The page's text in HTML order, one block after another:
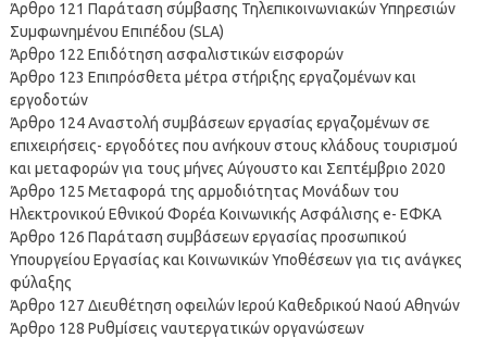
Άρθρο 121 Παράταση σύμβασης Τηλεπικοινωνιακών Υπηρεσιών
Συμφωνημένου Επιπέδου (SLA)
Άρθρο 122 Επιδότηση ασφαλιστικών εισφορών
Άρθρο 123 Επιπρόσθετα μέτρα στήριξης εργαζομένων και
εργοδοτών
Άρθρο 124 Αναστολή συμβάσεων εργασίας εργαζομένων σε
επιχειρήσεις- εργοδότες που ανήκουν στους κλάδους τουρισμού
και μεταφορών για τους μήνες Αύγουστο και Σεπτέμβριο 2020
Άρθρο 125 Μεταφορά της αρμοδιότητας Μονάδων του
Ηλεκτρονικού Εθνικού Φορέα Κοινωνικής Ασφάλισης e- ΕΦΚΑ
Άρθρο 126 Παράταση συμβάσεων εργασίας προσωπικού
Υπουργείου Εργασίας και Κοινωνικών Υποθέσεων για τις ανάγκες
φύλαξης
Άρθρο 127 Διευθέτηση οφειλών Ιερού Καθεδρικού Ναού Αθηνών
Άρθρο 128 Ρυθμίσεις ναυτεργατικών οργανώσεων